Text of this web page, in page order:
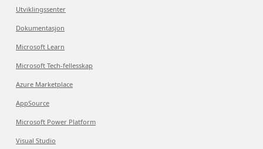
Utviklingssenter
Dokumentasjon
Microsoft Learn
Microsoft Tech-fellesskap
Azure Marketplace
AppSource
Microsoft Power Platform
Visual Studio